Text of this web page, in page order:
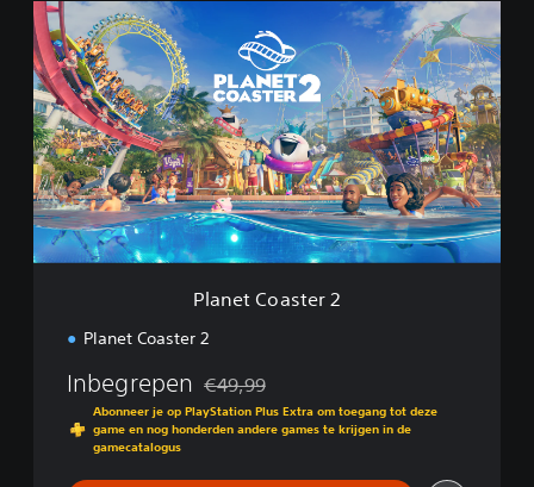
P
l
a
n
e
t
C
o
a
s
e
Planet Coaster 2
Planet Coaster 2
Inbegrepen Korting ten opzichte van de
€49,99
Abonneer je op PlayStation Plus Extra om toegang tot deze
game en nog honderden andere games te krijgen in de
gamecatalogus